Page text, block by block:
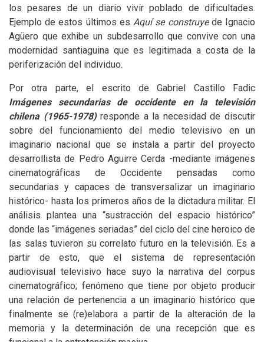
los pesares de un diario vivir poblado de dificultades.
Ejemplo de estos últimos esAquí se construyede Ignacio
Agüero que exhibe un subdesarrollo que convive con una
modernidad santiaguina que es legitimada a costa de la
periferización del individuo.
Por otra parte, el escrito de Gabriel Castillo Fadic
Imágenes secundarias de occidente en la televisión
chilena (1965-1978) responde a la necesidad de discutir
sobre del funcionamiento del medio televisivo en un
imaginario nacional que se instala a partir del proyecto
desarrollista de Pedro Aguirre Cerda -mediante imágenes
cinematográficas de Occidente pensadas como
secundarias y capaces de transversalizar un imaginario
histórico- hasta los primeros años de la dictadura militar. El
análisis plantea una “sustracción del espacio histórico”
donde las “imágenes seriadas” del ciclo del cine heroico de
las salas tuvieron su correlato futuro en la televisión. Es a
partir de esto, que el sistema de representación
audiovisual televisivo hace suyo la narrativa del corpus
cinematográfico; fenómeno que tiene por objeto producir
una relación de pertenencia a un imaginario histórico que
finalmente se (re)elabora a partir de la alteración de la
memoria y la determinación de una recepción que es